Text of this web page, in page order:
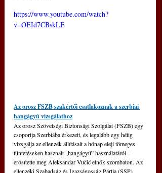
https://www.youtube.com/watch?
v=OEId7CBskLE
Az orosz FSZB szakértői csatlakoznak a szerbiai
hangágyú vizsgálathoz
Az orosz Szövetségi Biztonsági Szolgálat (FSZB) egy
csoportja Szerbiába érkezett, és legalább egy hétig
vizsgálja az ellenzék állításait a hónap eleji tömeges
tüntetéseken használt „hangágyú” használatáról –
erősítette meg Aleksandar Vučić elnök szombaton. Az
ellenzéki Szabadság és Igazságosság Pártja (SSP)